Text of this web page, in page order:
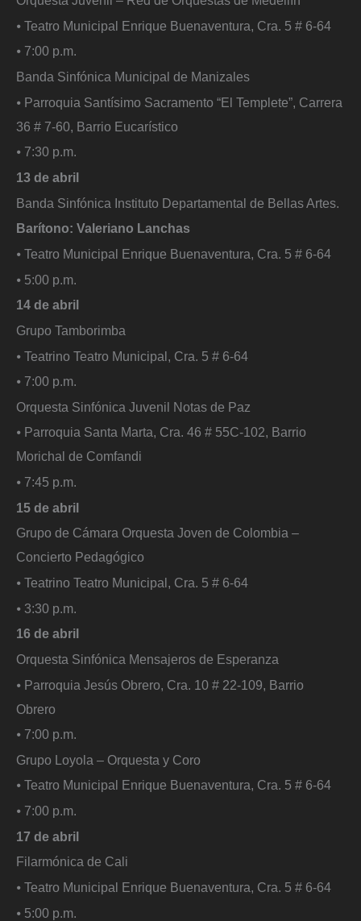
⦁ Teatro Municipal Enrique Buenaventura, Cra. 5 # 6-64
⦁ 7:00 p.m.
Banda Sinfónica Municipal de Manizales
⦁ Parroquia Santísimo Sacramento “El Templete”, Carrera
36 # 7-60, Barrio Eucarístico
⦁ 7:30 p.m.
13 de abril
Banda Sinfónica Instituto Departamental de Bellas Artes.
Barítono: Valeriano Lanchas
⦁ Teatro Municipal Enrique Buenaventura, Cra. 5 # 6-64
⦁ 5:00 p.m.
14 de abril
Grupo Tamborimba
⦁ Teatrino Teatro Municipal, Cra. 5 # 6-64
⦁ 7:00 p.m.
Orquesta Sinfónica Juvenil Notas de Paz
⦁ Parroquia Santa Marta, Cra. 46 # 55C-102, Barrio
Morichal de Comfandi
⦁ 7:45 p.m.
15 de abril
Grupo de Cámara Orquesta Joven de Colombia –
Concierto Pedagógico
⦁ Teatrino Teatro Municipal, Cra. 5 # 6-64
⦁ 3:30 p.m.
16 de abril
Orquesta Sinfónica Mensajeros de Esperanza
⦁ Parroquia Jesús Obrero, Cra. 10 # 22-109, Barrio
Obrero
⦁ 7:00 p.m.
Grupo Loyola – Orquesta y Coro
⦁ Teatro Municipal Enrique Buenaventura, Cra. 5 # 6-64
⦁ 7:00 p.m.
17 de abril
Filarmónica de Cali
⦁ Teatro Municipal Enrique Buenaventura, Cra. 5 # 6-64
⦁ 5:00 p.m.